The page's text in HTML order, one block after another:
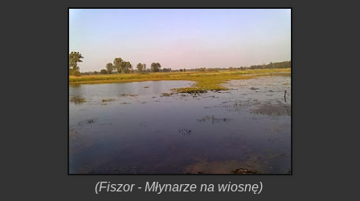
(Fiszor - Młynarze na wiosnę)